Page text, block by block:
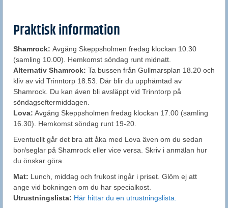
Praktisk information
Shamrock: Avgång Skeppsholmen fredag klockan 10.30
(samling 10.00). Hemkomst söndag runt midnatt.
Alternativ Shamrock: Ta bussen från Gullmarsplan 18.20 och
kliv av vid Trinntorp 18.53. Där blir du upphämtad av
Shamrock. Du kan även bli avsläppt vid Trinntorp på
söndagseftermiddagen.
Lova: Avgång Skeppsholmen fredag klockan 17.00 (samling
16.30). Hemkomst söndag runt 19-20.
Eventuellt går det bra att åka med Lova även om du sedan
bor/seglar på Shamrock eller vice versa. Skriv i anmälan hur
du önskar göra.
Mat: Lunch, middag och frukost ingår i priset. Glöm ej att
ange vid bokningen om du har specialkost.
Utrustningslista: Här hittar du en utrustningslista.